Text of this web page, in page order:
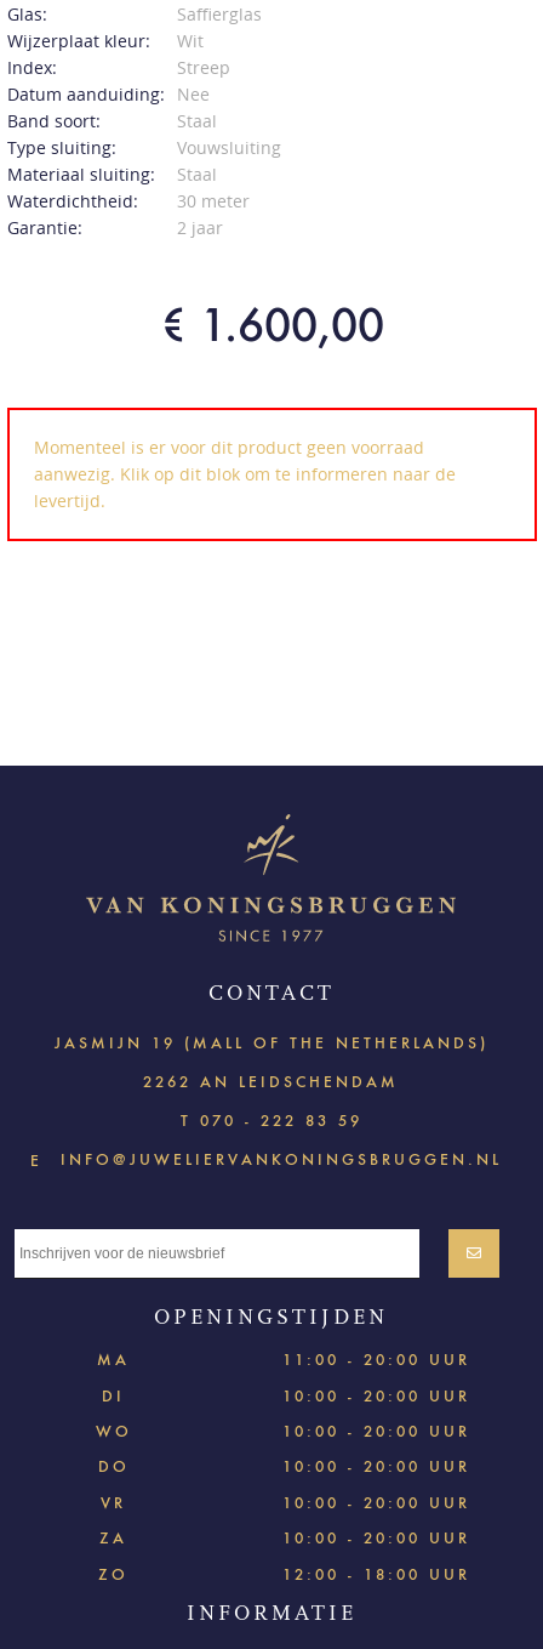
Glas:
Saffierglas
Wijzerplaat kleur:
Wit
Index:
Streep
Datum aanduiding:
Nee
Band soort:
Staal
Type sluiting:
Vouwsluiting
Materiaal sluiting:
Staal
Waterdichtheid:
30 meter
Garantie:
2 jaar
€ 1.600,00
Momenteel is er voor dit product geen voorraad
aanwezig. Klik op dit blok om te informeren naar de
levertijd.
CONTACT
JASMIJN 19 (MALL OF THE NETHERLANDS)
2262 AN LEIDSCHENDAM
T 070 - 222 83 59
E INFO@JUWELIERVANKONINGSBRUGGEN.NL
OPENINGSTIJDEN
MA
11:00 - 20:00 UUR
DI
10:00 - 20:00 UUR
WO
10:00 - 20:00 UUR
DO
10:00 - 20:00 UUR
VR
10:00 - 20:00 UUR
ZA
10:00 - 20:00 UUR
ZO
12:00 - 18:00 UUR
INFORMATIE